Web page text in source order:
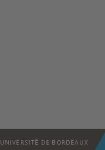
UNIVERSITÉ DE BORDEAUX